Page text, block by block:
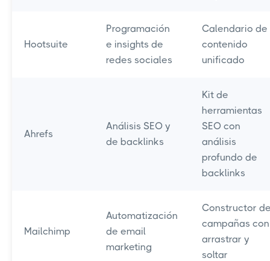
Hootsuite
Programación
e insights de
redes sociales
Calendario de
contenido
unificado
Ahrefs
Análisis SEO y
de backlinks
Kit de
herramientas
SEO con
análisis
profundo de
backlinks
Mailchimp
Automatización
de email
marketing
Constructor
campañas con
arrastrar y
soltar